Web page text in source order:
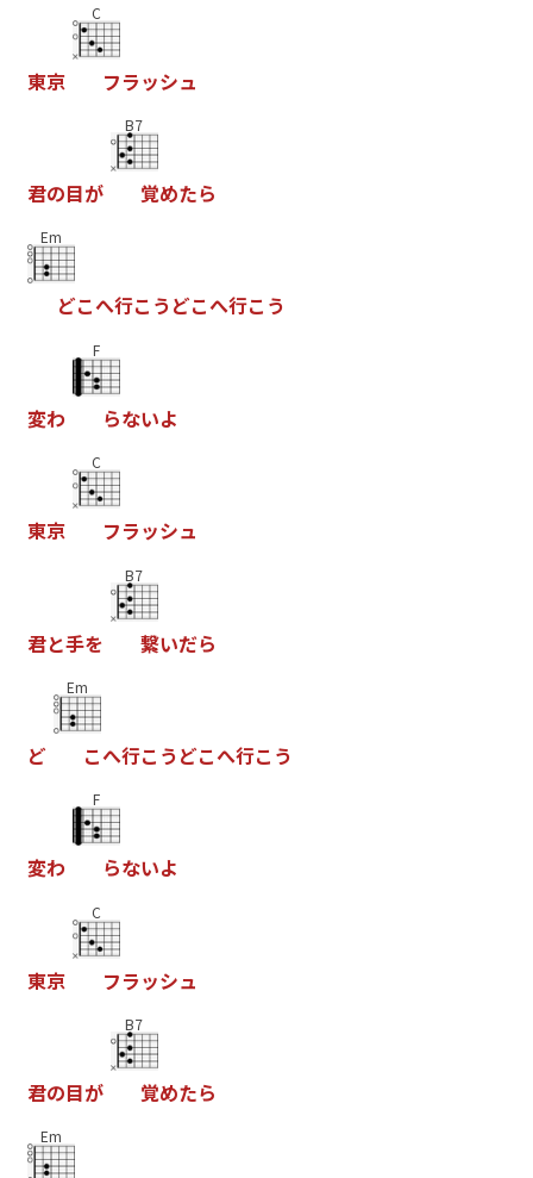
東京
C
フラッシュ
君の目が
B7
覚めたら
Em
どこへ行こ う どこへ行こ う
変わ
F
らないよ
東京
C
フラッシュ
君と手を
B7
繋いだら
ど
Em
こへ行こ う どこへ行こ う
変わ
F
らないよ
東京
C
フラッシュ
君の目が
B7
覚めたら
Em